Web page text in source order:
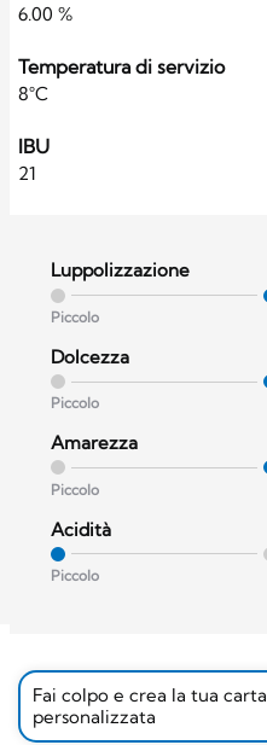
6.00 %
Temperatura di servizio
8°C
IBU
21
Luppolizzazione
Piccolo
Dolcezza
Piccolo
Amarezza
Piccolo
Acidità
Piccolo
Fai colpo e crea la tua carta
personalizzata